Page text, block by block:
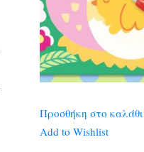
Προσθήκη στο καλάθι
Add to Wishlist